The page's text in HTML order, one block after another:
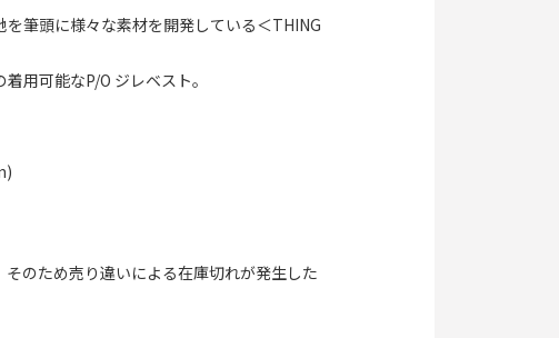
筆頭に様々な素材を開発している＜THING
用可能なP/O ジレベスト。
のため売り違いによる在庫切れが発生した